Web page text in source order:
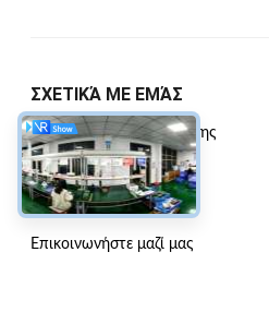
ΣΧΕΤΙΚΆ ΜΕ ΕΜΆΣ
Σχεδιάγραμμα Επιχείρησης
Επισκεψή εργοστασίου
Έλεγχος ποιότητας
Επικοινωνήστε μαζί μας